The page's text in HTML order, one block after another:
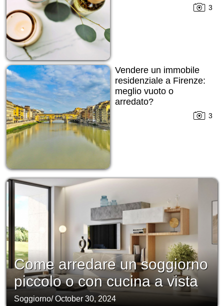
3
Vendere un immobile
residenziale a Firenze:
meglio vuoto o
arredato?
3
Come arredare un soggiorno
piccolo o con cucina a vista
Soggiorno/October 30, 2024